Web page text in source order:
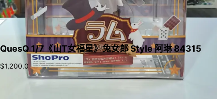
QuesQ 1/7《山T女福星》兔女郎 Style 阿琳 84315
$1,200.0